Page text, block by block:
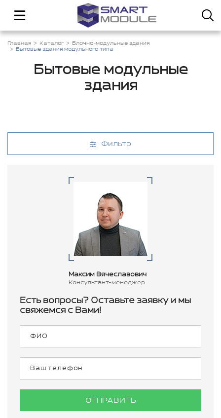
Главная Каталог
Блочно-модульные здания
Бытовые здания модульного типа
Бытовые модульные
здания
Фильтр
Максим Вячеславович
Консультант-менеджер
Есть вопросы? Оставьте заявку и мы
свяжемся с Вами!
ОТПРАВИТЬ